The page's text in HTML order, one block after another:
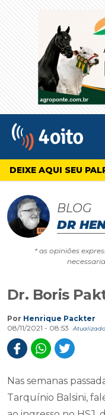
4oito
DEIXE AQUI SEU
BLOG
DR
* as opiniões
Dr. Boris
Por Henrique Packter
08/11/2021 - 08:53
Atualizado
Nas semanas
Tarquínio Balsini,